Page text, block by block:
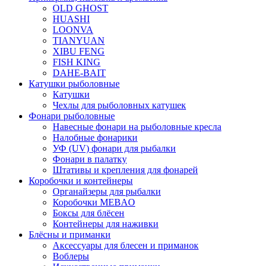
OLD GHOST
HUASHI
LOONVA
TIANYUAN
XIBU FENG
FISH KING
DAHE-BAIT
Катушки рыболовные
Катушки
Чехлы для рыболовных катушек
Фонари рыболовные
Навесные фонари на рыболовные кресла
Налобные фонарики
УФ (UV) фонари для рыбалки
Фонари в палатку
Штативы и крепления для фонарей
Коробочки и контейнеры
Органайзеры для рыбалки
Коробочки MEBAO
Боксы для блёсен
Контейнеры для наживки
Блёсны и приманки
Аксессуары для блесен и приманок
Воблеры